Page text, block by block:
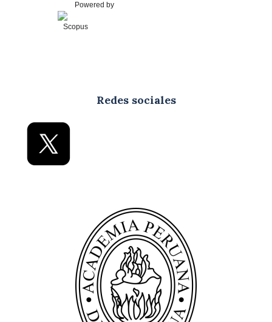
Powered by
Redes sociales